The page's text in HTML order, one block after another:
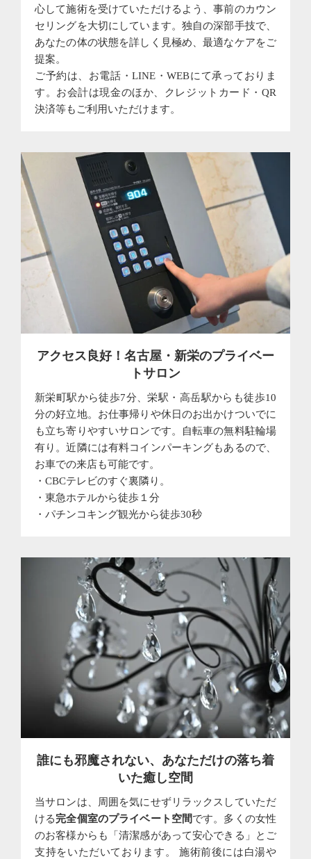
心して施術を受けていただけるよう、事前のカウン
セリングを大切にしています。独自の深部手技で、
あなたの体の状態を詳しく見極め、最適なケアをご
提案。
ご予約は、お電話・LINE・WEBにて承っておりま
す。お会計は現金のほか、クレジットカード・QR
決済等もご利用いただけます。
アクセス良好！名古屋・新栄のプライベー
トサロン
新栄町駅から徒歩7分、栄駅・高岳駅からも徒歩10
分の好立地。お仕事帰りや休日のお出かけついでに
も立ち寄りやすいサロンです。自転車の無料駐輪場
有り。近隣には有料コインパーキングもあるので、
お車での来店も可能です。
・CBCテレビのすぐ裏隣り。
・東急ホテルから徒歩１分
・パチンコキング観光から徒歩30秒
誰にも邪魔されない、あなただけの落ち着
いた癒し空間
当サロンは、周囲を気にせずリラックスしていただ
ける完全個室のプライベート空間です。多くの女性
のお客様からも「清潔感があって安心できる」とご
支持をいただいております。 施術前後には白湯や